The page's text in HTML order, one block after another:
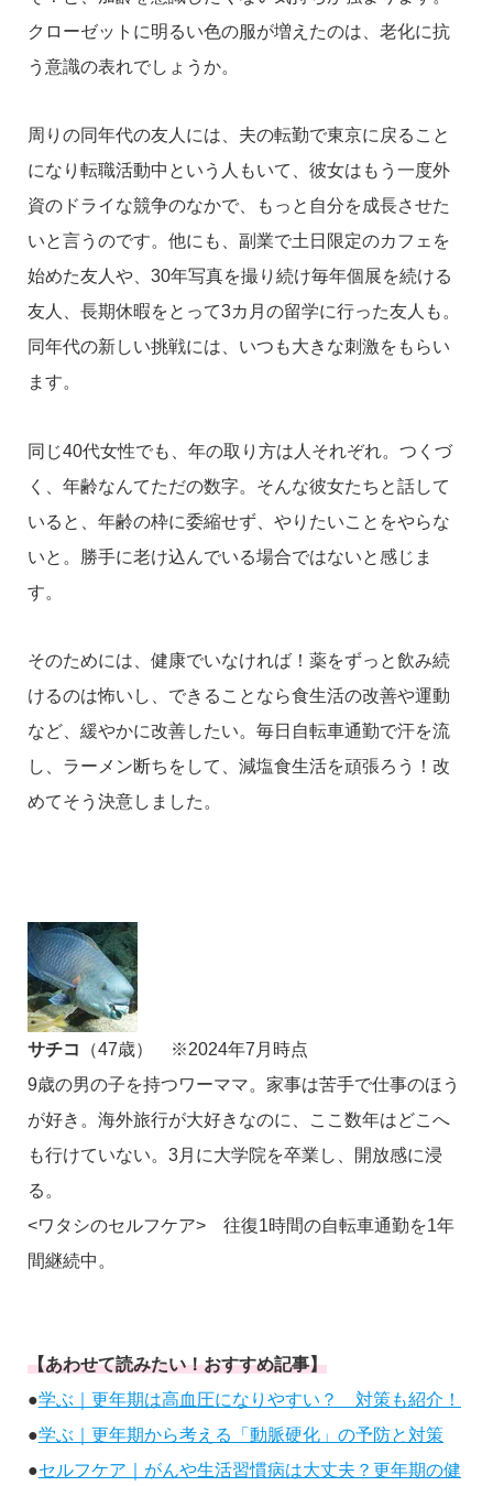
クローゼットに明るい色の服が増えたのは、老化に抗
う意識の表れでしょうか。
周りの同年代の友人には、夫の転勤で東京に戻ること
になり転職活動中という人もいて、彼女はもう一度外
資のドライな競争のなかで、もっと自分を成長させた
いと言うのです。他にも、副業で土日限定のカフェを
始めた友人や、30年写真を撮り続け毎年個展を続ける
友人、長期休暇をとって3カ月の留学に行った友人も。
同年代の新しい挑戦には、いつも大きな刺激をもらい
ます。
同じ40代女性でも、年の取り方は人それぞれ。つくづ
く、年齢なんてただの数字。そんな彼女たちと話して
いると、年齢の枠に委縮せず、やりたいことをやらな
いと。勝手に老け込んでいる場合ではないと感じま
す。
そのためには、健康でいなければ！薬をずっと飲み続
けるのは怖いし、できることなら食生活の改善や運動
など、緩やかに改善したい。毎日自転車通勤で汗を流
し、ラーメン断ちをして、減塩食生活を頑張ろう！改
めてそう決意しました。
サチコ
（47歳） ※2024年7月時点
9歳の男の子を持つワーママ。家事は苦手で仕事のほう
が好き。海外旅行が大好きなのに、ここ数年はどこへ
も行けていない。3月に大学院を卒業し、開放感に浸
る。
<ワタシのセルフケア> 往復1時間の自転車通勤を1年
間継続中。
【あわせて読みたい！おすすめ記事】
●学ぶ｜更年期は高血圧になりやすい？ 対策も紹介！
●学ぶ｜更年期から考える「動脈硬化」の予防と対策
●セルフケア｜がんや生活習慣病は大丈夫？更年期の健